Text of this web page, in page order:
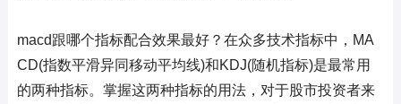
macd跟哪个指标配合效果最好？在众多技术指标中，MA
CD(指数平滑异同移动平均线)和KDJ(随机指标)是最常用
的两种指标。掌握这两种指标的用法，对于股市投资者来